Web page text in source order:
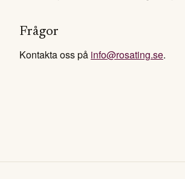
Frågor
Kontakta oss på info@rosating.se.